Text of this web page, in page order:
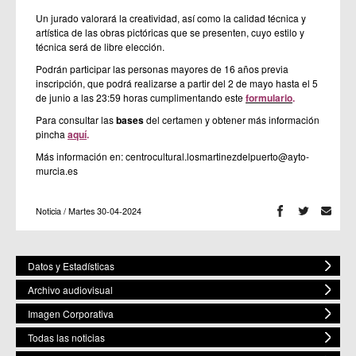
Un jurado valorará la creatividad, así como la calidad técnica y
artística de las obras pictóricas que se presenten, cuyo estilo y
técnica será de libre elección.
Podrán participar las personas mayores de 16 años previa
inscripción, que podrá realizarse a partir del 2 de mayo hasta el 5
de junio a las 23:59 horas cumplimentando esteformulario.
Para consultar lasbasesdel certamen y obtener más información
pincha aquí.
Más información en: centrocultural.losmartinezdelpuerto@ayto-
murcia.es
Noticia / Martes 30-04-2024
Datos y Estadísticas
Archivo audiovisual
Imagen Corporativa
Todas las noticias